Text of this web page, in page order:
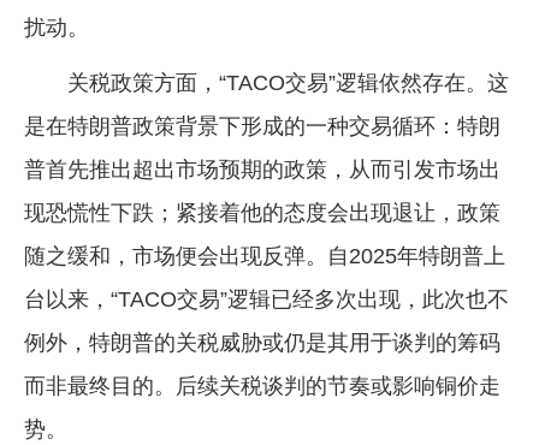
扰动。
关税政策方面，“TACO交易”逻辑依然存在。这
是在特朗普政策背景下形成的一种交易循环：特朗
普首先推出超出市场预期的政策，从而引发市场出
现恐慌性下跌；紧接着他的态度会出现退让，政策
随之缓和，市场便会出现反弹。自2025年特朗普上
台以来，“TACO交易”逻辑已经多次出现，此次也不
例外，特朗普的关税威胁或仍是其用于谈判的筹码
而非最终目的。后续关税谈判的节奏或影响铜价走
势。